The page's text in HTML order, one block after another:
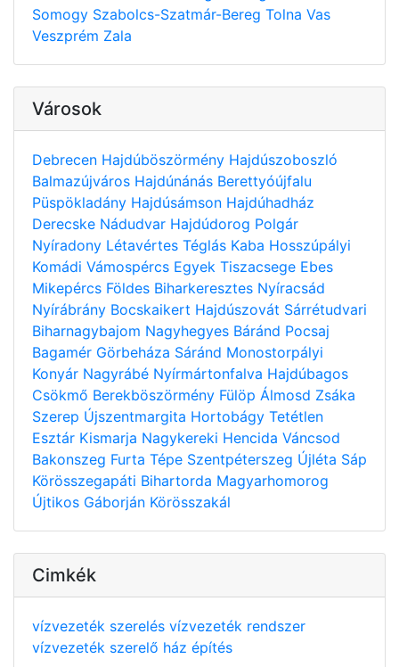
Somogy Szabolcs-Szatmár-Bereg Tolna Vas
Veszprém Zala
Városok
Debrecen Hajdúböszörmény Hajdúszoboszló
Balmazújváros Hajdúnánás Berettyóújfalu
Püspökladány Hajdúsámson Hajdúhadház
Derecske Nádudvar Hajdúdorog Polgár
Nyíradony Létavértes Téglás Kaba Hosszúpályi
Komádi Vámospércs Egyek Tiszacsege Ebes
Mikepércs Földes Biharkeresztes Nyíracsád
Nyírábrány Bocskaikert Hajdúszovát Sárrétudvari
Biharnagybajom Nagyhegyes Báránd Pocsaj
Bagamér Görbeháza Sáránd Monostorpályi
Konyár Nagyrábé Nyírmártonfalva Hajdúbagos
Csökmő Berekböszörmény Fülöp Álmosd Zsáka
Szerep Újszentmargita Hortobágy Tetétlen
Esztár Kismarja Nagykereki Hencida Váncsod
Bakonszeg Furta Tépe Szentpéterszeg Újléta Sáp
Körösszegapáti Bihartorda Magyarhomorog
Újtikos Gáborján Körösszakál
Cimkék
vízvezeték szerelés vízvezeték rendszer
vízvezeték szerelő ház építés